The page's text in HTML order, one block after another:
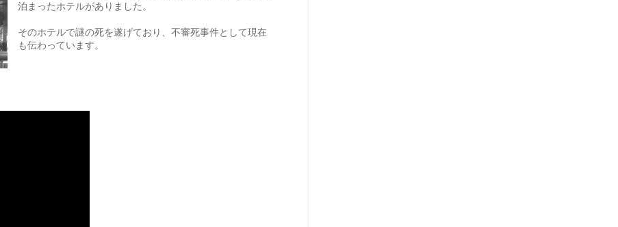
泊まったホテルがありました。
そのホテルで謎の死を遂げており、不審死事件として現在
も伝わっています。